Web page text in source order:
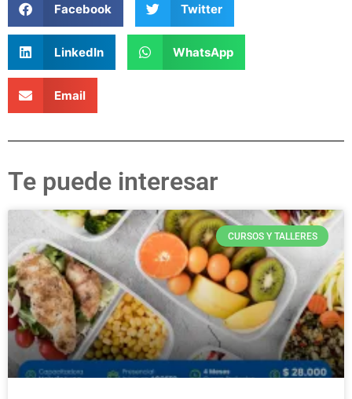
Facebook Twitter
LinkedIn WhatsApp
Email
Te puede interesar
CURSOS Y TALLERES